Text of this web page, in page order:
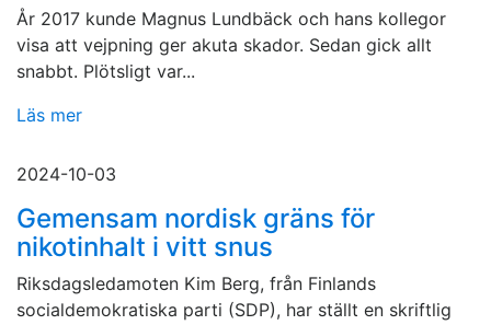
År 2017 kunde Magnus Lundbäck och hans kollegor
visa att vejpning ger akuta skador. Sedan gick allt
snabbt. Plötsligt var...
Läs mer
2024-10-03
Gemensam nordisk gräns för
nikotinhalt i vitt snus
Riksdagsledamoten Kim Berg, från Finlands
socialdemokratiska parti (SDP), har ställt en skriftlig